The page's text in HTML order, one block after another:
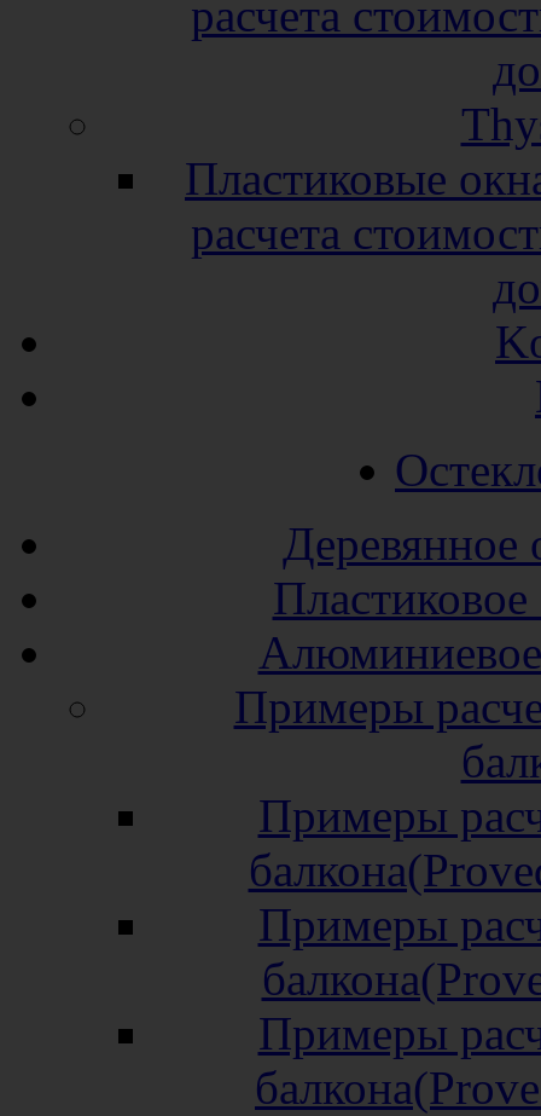
расчета
Пластиковые
расчета
Деревянное
Пластиковое
Алюминиевое
Примеры
Примеры
Примеры
Примеры